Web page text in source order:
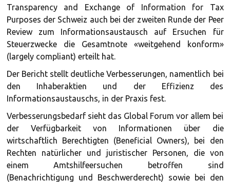
Transparency and Exchange of Information for Tax
Purposes der Schweiz auch bei der zweiten Runde der Peer
Review zum Informationsaustausch auf Ersuchen für
Steuerzwecke die Gesamtnote «weitgehend konform»
(largely compliant) erteilt hat.
Der Bericht stellt deutliche Verbesserungen, namentlich bei
den Inhaberaktien und der Effizienz des
Informationsaustauschs, in der Praxis fest.
Verbesserungsbedarf sieht das Global Forum vor allem bei
der Verfügbarkeit von Informationen über die
wirtschaftlich Berechtigten (Beneficial Owners), bei den
Rechten natürlicher und juristischer Personen, die von
einem Amtshilfeersuchen betroffen sind
(Benachrichtigung und Beschwerderecht) sowie bei den